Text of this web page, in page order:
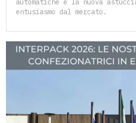
automatiche e la nuova
entusiasmo dal mercato.